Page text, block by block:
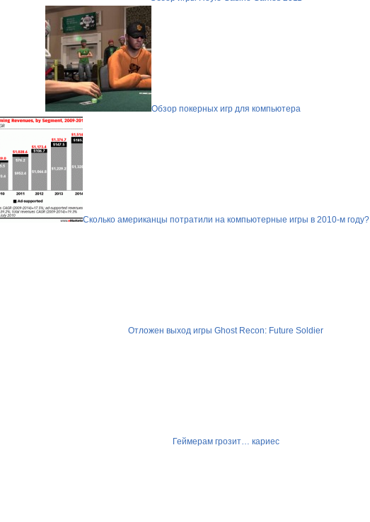
Обзор покерных игр для компьютера
Сколько американцы потратили на компьютерные игры в 2010-м году?
Отложен выход игры Ghost Recon: Future Soldier
Геймерам грозит… кариес